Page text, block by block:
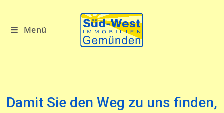
Menü
Damit Sie den Weg zu uns finden,